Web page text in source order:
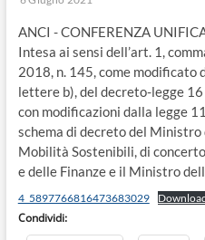
ANCI - CONFERENZA
Intesa ai sensi dell’art. 1,
2018, n. 145, come modificato
lettere b), del decreto-legge
con modificazioni dalla legge
schema di decreto del
Mobilità Sostenibili, di
e delle Finanze e il Ministro
4_5897766816473683029
Condividi: